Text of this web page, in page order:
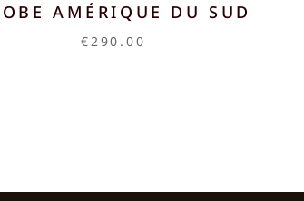
AMÉRIQUE DU SUD
€290.00